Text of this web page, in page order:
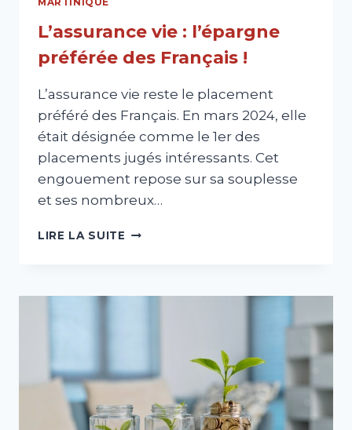
L’assurance vie : l’épargne
préférée des Français !
L’assurance vie reste le placement
préféré des Français. En mars 2024, elle
était désignée comme le 1er des
placements jugés intéressants. Cet
engouement repose sur sa souplesse
et ses nombreux…
LIRE LA SUITE L’ASSURANCE
PRÉFÉRÉE